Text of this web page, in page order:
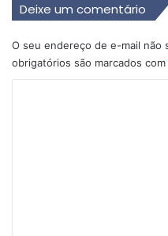
Deixe um comentário
O seu endereço de e-mail não
obrigatórios são marcados com